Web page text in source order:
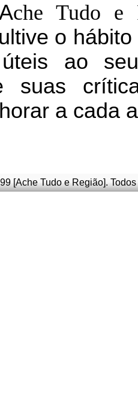
che Tudo e
o
ao
suas
a cada
[Ache Tudo e Região].